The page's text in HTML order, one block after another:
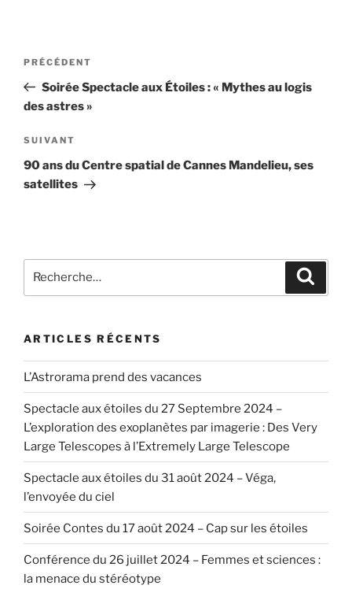
Navigation
l’article
Article
précédent
PRÉCÉDENT
Soirée Spectacle aux Étoiles : « Mythes au logis
des astres »
Article
suivant
SUIVANT
90 ans du Centre spatial de Cannes Mandelieu, ses
satellites
pour
ARTICLES RÉCENTS
L’Astrorama prend des vacances
Spectacle aux étoiles du 27 Septembre 2024 –
L’exploration des exoplanètes par imagerie : Des Very
Large Telescopes à l’Extremely Large Telescope
Spectacle aux étoiles du 31 août 2024 – Véga,
l’envoyée du ciel
Soirée Contes du 17 août 2024 – Cap sur les étoiles
Conférence du 26 juillet 2024 – Femmes et sciences :
la menace du stéréotype